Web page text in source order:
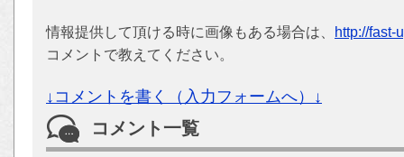
情報提供して頂ける時に画像もある場合は、
http://fast-
コメントで教えてください。
↓コメントを書く（入力フォームへ）↓
コメント一覧